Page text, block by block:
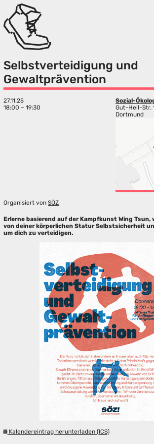
Selbstverteidigung und
Gewaltprävention
27.11.25
18:00 – 19:30
Sozial-
Gut-Heil-Str.
Dortmund
Organisiert vonSÖZ
Erlerne basierend auf der Kampfkunst Wing Tsun,
von deiner körperlichen Statur Selbstsicherheit
um dich zu verteidigen.
Kalendereintrag herunterladen (ICS)